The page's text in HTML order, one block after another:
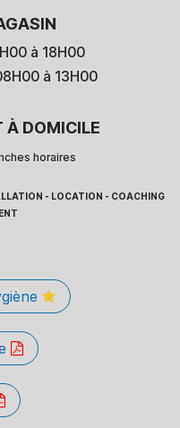
à 18H00
à 13H00
À DOMICILE
horaires
- LOCATION - COACHING